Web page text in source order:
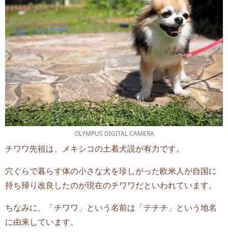
OLYMPUS DIGITAL CAMERA
チワワ先祖は、メキシコの土着犬説が有力です。
穴ぐらで暮らす体の小さな犬を珍しがった欧米人が自国に
持ち帰り改良したのが現在のチワワだといわれています。
ちなみに、「チワワ」という名前は「テチチ」という地名
に由来しています。